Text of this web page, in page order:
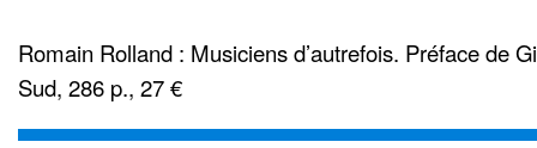
Romain Rolland : Musiciens d’autrefois. Préface de
Sud, 286 p., 27 €